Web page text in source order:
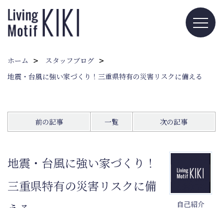
ホーム
スタッフブログ
地震・台風に強い家づくり！三重県特有の災害リスクに備える
前の記事 一覧 次の記事
自己紹介
地震・台風に強い家づくり！
三重県特有の災害リスクに備